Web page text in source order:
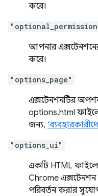
করে।
আপনার
করে।
"options_page"
এক্সটেনশনটির
options.html
জন্য,
"options_ui"
একটি HTML
Chrome
পরিবর্তন করার